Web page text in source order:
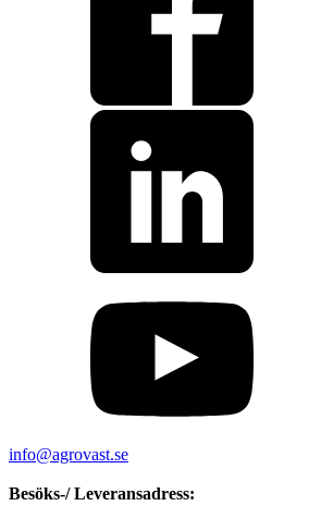
info@agrovast.se
Besöks-/ Leveransadress: